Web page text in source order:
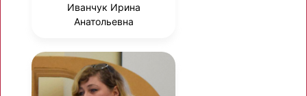
Иванчук Ирина
Анатольевна